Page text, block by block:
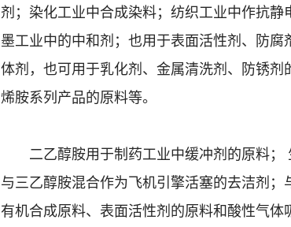
剂；染化工业中合成染料；纺织工业中作抗
墨工业中的中和剂；也用于表面活性剂、防
体剂，也可用于乳化剂、金属清洗剂、防锈
烯胺系列产品的原料等。
二乙醇胺用于制药工业中缓冲剂的原料；
与三乙醇胺混合作为飞机引擎活塞的去洁剂
有机合成原料、表面活性剂的原料和酸性气